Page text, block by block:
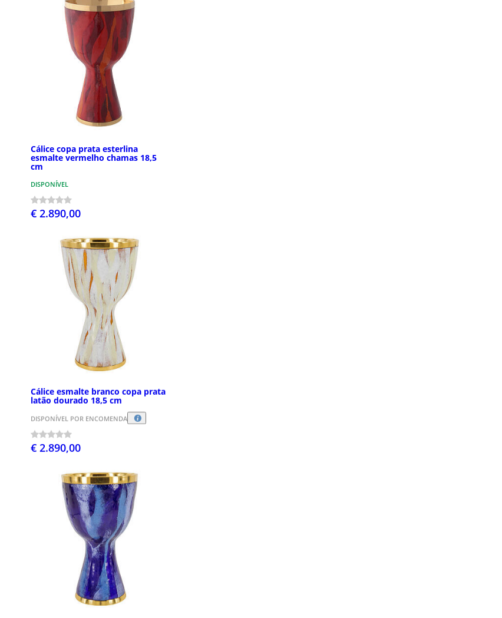
Cálice copa prata esterlina
esmalte vermelho chamas 18,5
cm
DISPONÍVEL
€ 2.890,00
Cálice esmalte branco copa prata
latão dourado 18,5 cm
DISPONÍVEL POR ENCOMENDA
€ 2.890,00